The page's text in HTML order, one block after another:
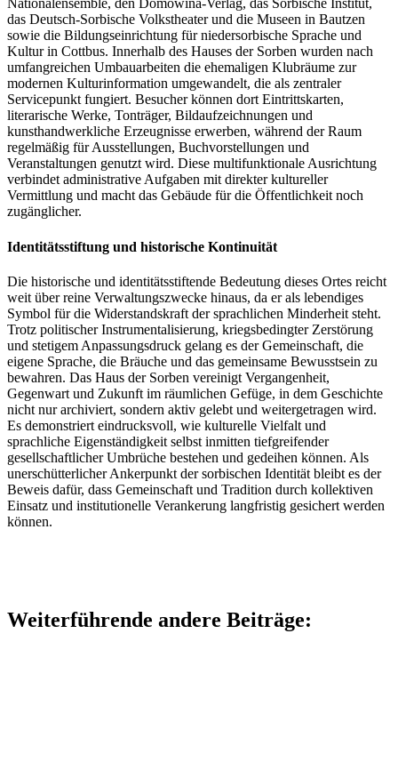
Nationalensemble, den Domowina‑Verlag, das Sorbische Institut,
das Deutsch‑Sorbische Volkstheater und die Museen in Bautzen
sowie die Bildungseinrichtung für niedersorbische Sprache und
Kultur in Cottbus. Innerhalb des Hauses der Sorben wurden nach
umfangreichen Umbauarbeiten die ehemaligen Klubräume zur
modernen Kulturinformation umgewandelt, die als zentraler
Servicepunkt fungiert. Besucher können dort Eintrittskarten,
literarische Werke, Tonträger, Bildaufzeichnungen und
kunsthandwerkliche Erzeugnisse erwerben, während der Raum
regelmäßig für Ausstellungen, Buchvorstellungen und
Veranstaltungen genutzt wird. Diese multifunktionale Ausrichtung
verbindet administrative Aufgaben mit direkter kultureller
Vermittlung und macht das Gebäude für die Öffentlichkeit noch
zugänglicher.
Identitätsstiftung und historische Kontinuität
Die historische und identitätsstiftende Bedeutung dieses Ortes reicht
weit über reine Verwaltungszwecke hinaus, da er als lebendiges
Symbol für die Widerstandskraft der sprachlichen Minderheit steht.
Trotz politischer Instrumentalisierung, kriegsbedingter Zerstörung
und stetigem Anpassungsdruck gelang es der Gemeinschaft, die
eigene Sprache, die Bräuche und das gemeinsame Bewusstsein zu
bewahren. Das Haus der Sorben vereinigt Vergangenheit,
Gegenwart und Zukunft im räumlichen Gefüge, in dem Geschichte
nicht nur archiviert, sondern aktiv gelebt und weitergetragen wird.
Es demonstriert eindrucksvoll, wie kulturelle Vielfalt und
sprachliche Eigenständigkeit selbst inmitten tiefgreifender
gesellschaftlicher Umbrüche bestehen und gedeihen können. Als
unerschütterlicher Ankerpunkt der sorbischen Identität bleibt es der
Beweis dafür, dass Gemeinschaft und Tradition durch kollektiven
Einsatz und institutionelle Verankerung langfristig gesichert werden
können.
Weiterführende andere Beiträge: